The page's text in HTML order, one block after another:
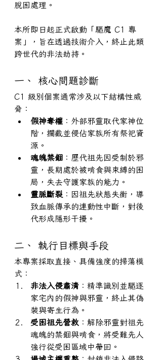
脫困處理。
本所即日起正式啟動「驅魔 C1 專
案」，旨在透過技術介入，終止此類
跨世代的非法劫持。
一、 核心問題診斷
C1 級別個案通常涉及以下結構性威
脅：
假神奪權 ：外部邪靈取代家神位
階，攔截並侵佔家族所有祭祀資
源。
魂魄禁錮 ：歷代祖先因受制於邪
靈，長期處於被啃食與束縛的困
局，失去守護家族的能力。
靈脈斷裂 ：因祖先狀態失衡，導
致血脈傳承的連動性中斷，對後
代形成隱形干擾。
二、 執行目標與手段
本專案採取直接、具備強度的掃蕩模
式：
非法入侵肅清 ：精準識別並驅逐
家宅內的假神與邪靈，終止其偽
裝與寄生行為。
受困祖先營救 ：解除邪靈對祖先
魂魄的禁錮與啃食，將受難先人
強行從受困區域中帶回。